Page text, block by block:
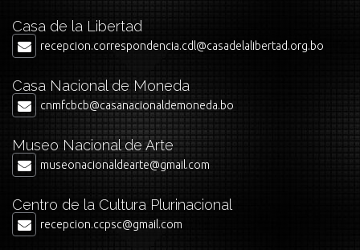
Casa de la Libertad
recepcion.correspondencia.cdl@casadelalibertad.org.bo
Casa Nacional de Moneda
cnmfcbcb@casanacionaldemoneda.bo
Museo Nacional de Arte
museonacionaldearte@gmail.com
Centro de la Cultura Plurinacional
recepcion.ccpsc@gmail.com